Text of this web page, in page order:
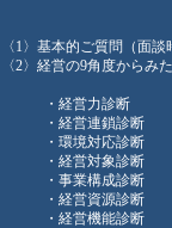
〈1〉基本的ご質問（面
〈2〉経営の9角度からみ
・経営力診断
・経営連鎖診断
・環境対応診断
・経営対象診断
・事業構成診断
・経営資源診断
・経営機能診断